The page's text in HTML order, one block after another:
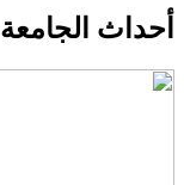
أحداث الجامعة